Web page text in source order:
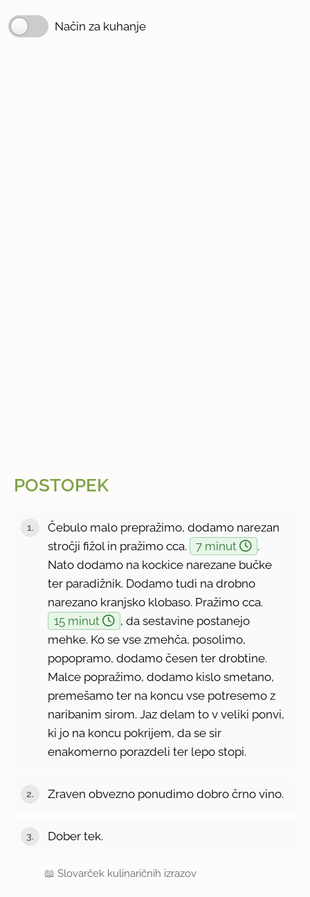
Način za kuhanje
POSTOPEK
Čebulo malo prepražimo, dodamo narezan
stročji fižol in pražimo cca.
7 minut
.
Nato dodamo na kockice narezane bučke
ter paradižnik. Dodamo tudi na drobno
narezano kranjsko klobaso. Pražimo cca.
15 minut
, da sestavine postanejo
mehke. Ko se vse zmehča, posolimo,
popopramo, dodamo česen ter drobtine.
Malce popražimo, dodamo kislo smetano,
premešamo ter na koncu vse potresemo z
naribanim sirom. Jaz delam to v veliki ponvi,
ki jo na koncu pokrijem, da se sir
enakomerno porazdeli ter lepo stopi.
Zraven obvezno ponudimo dobro črno vino.
Dober tek.
📖Slovarček kulinaričnih izrazov